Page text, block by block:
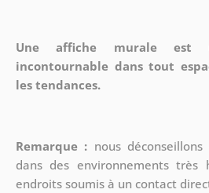
Une affiche murale est
incontournable dans tout
les tendances.
Remarque : nous
dans des environnements très
endroits soumis à un contact